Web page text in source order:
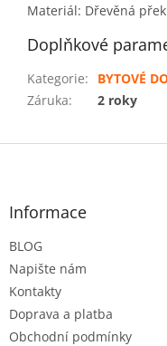
Materiál: Dřevěná
Doplňkové
Kategorie:
BYTOVÉ
Záruka: 2 roky
Z
Informace
BLOG
Napište nám
Kontakty
Doprava a platba
Obchodní podmínky